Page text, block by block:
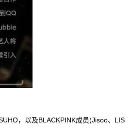
，以及BLACKPINK成员(Jisoo、LIS